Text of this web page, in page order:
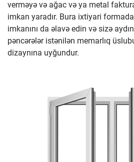
verməyə və ağac və ya metal
imkan yaradır. Bura ixtiyari
imkanını da əlavə edin və sizə
pəncərələr istənilən memarlıq
dizaynına uyğundur.